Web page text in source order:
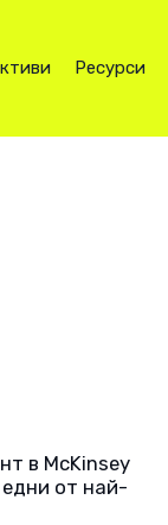
Ресурси
в McKinsey
от най-